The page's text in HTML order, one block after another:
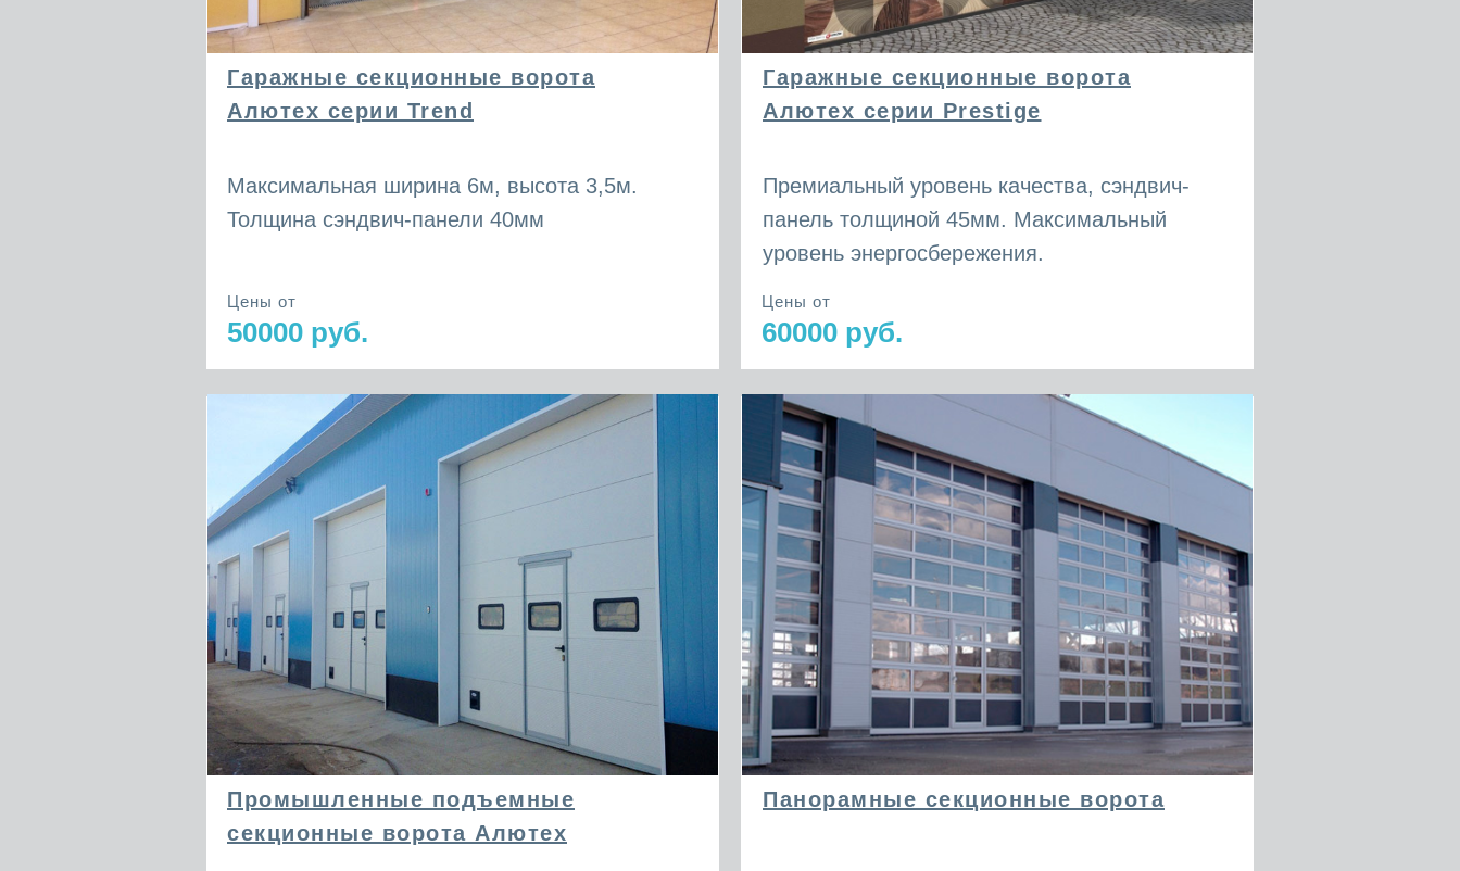
50000 руб.
Гаражные секционные ворота
Алютех серии Trend
Максимальная ширина 6м, высота 3,5м.
Толщина сэндвич-панели 40мм
Премиальный уровень качества, сэндвич-
панель толщиной 45мм. Максимальный
уровень энергосбережения.
Цены от Цены от
60000 руб.
Гаражные секционные ворота
Алютех серии Prestige
Промышленные подъемные
секционные ворота Алютех
Панорамные секционные ворота